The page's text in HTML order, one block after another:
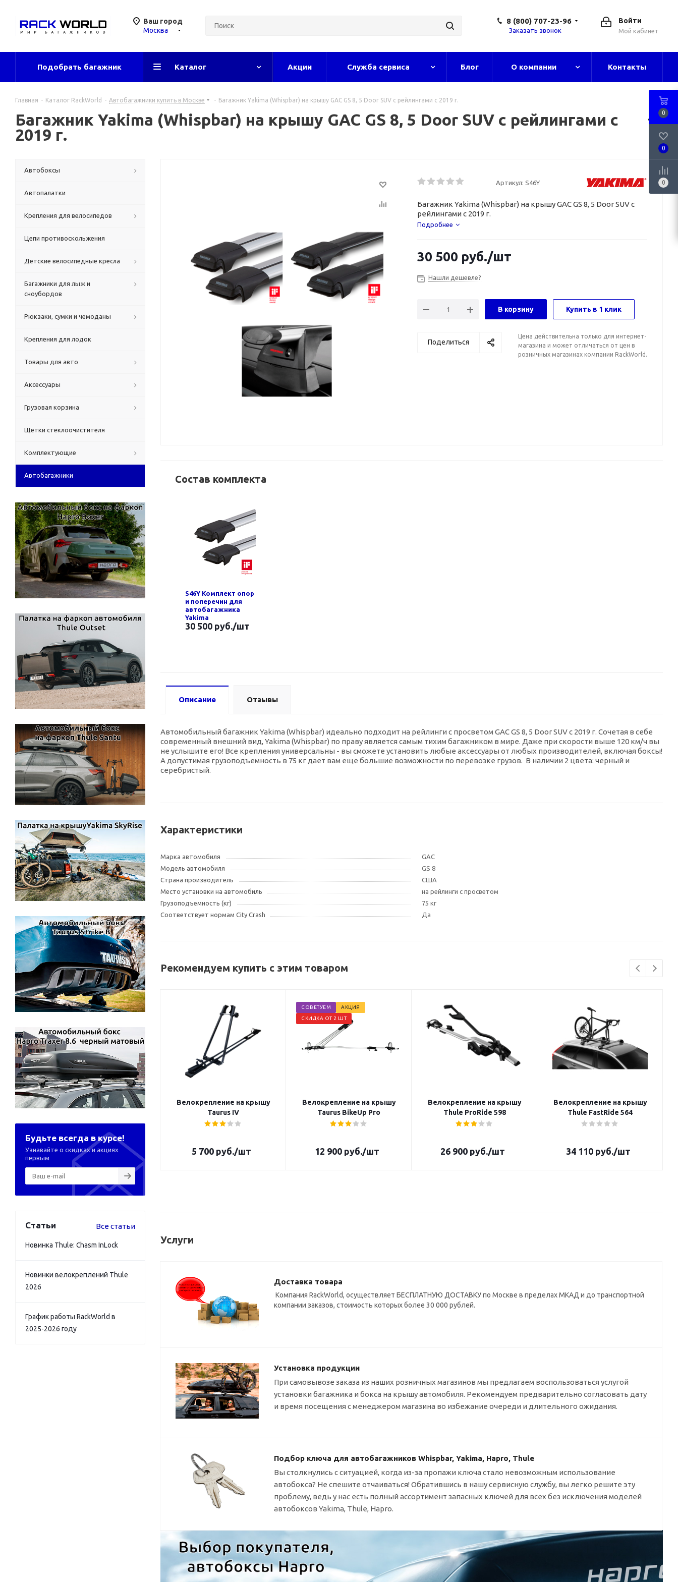
Ваш город
Москва
Войти
Мой кабинет
8 (800) 707-23-96
Заказать звонок
Подобрать багажник Каталог Акции Служба сервиса Блог О компании Контакты
Главная - Каталог RackWorld - Автобагажники купить в Москве - Багажник Yakima (Whispbar) на крышу GAC GS 8, 5 Door SUV с рейлингами с 2019 г.
Багажник Yakima (Whispbar) на крышу GAC GS 8, 5 Door SUV с рейлингами с
2019 г.
Артикул: S46Y
Багажник Yakima (Whispbar) на крышу GAC GS 8, 5 Door SUV с
рейлингами с 2019 г.
Подробнее
30 500 руб./шт
Нашли дешевле?
В корзину Купить в 1 клик
Поделиться
Цена действительна только для интернет-
магазина и может отличаться от цен в
розничных магазинах компании RackWorld.
Состав комплекта
S46Y Комплект опор
и поперечин для
автобагажника
Yakima
30 500 руб./шт
Описание Отзывы
Автомобильный багажник Yakima (Whispbar) идеально подходит на рейлинги с просветом GAC GS 8, 5 Door SUV с 2019 г. Сочетая в себе
современный внешний вид, Yakima (Whispbar) по праву является самым тихим багажником в мире. Даже при скорости выше 120 км/ч вы
не услышите его! Все крепления универсальны - вы сможете установить любые аксессуары от любых производителей, включая боксы!
А допустимая грузоподъемность в 75 кг дает вам еще большие возможности по перевозке грузов. В наличии 2 цвета: черный и
серебристый.
Характеристики
Марка автомобиля
GAC
Модель автомобиля
GS 8
Страна производитель
США
Место установки на автомобиль
на рейлинги с просветом
Грузоподъемность (кг)
75 кг
Соответствует нормам City Crash
Да
Рекомендуем купить с этим товаром
Велокрепление на крышу
Taurus IV
5 700 руб./шт
СОВЕТУЕМ
АКЦИЯ
СКИДКА ОТ 2 ШТ
Велокрепление на крышу
Taurus BikeUp Pro
12 900 руб./шт
Велокрепление на крышу
Thule ProRide 598
26 900 руб./шт
Велокрепление на крышу
Thule FastRide 564
34 110 руб./шт
Услуги
Доставка товара
Компания RackWorld, осуществляет БЕСПЛАТНУЮ ДОСТАВКУ по Москве в пределах МКАД и до транспортной
компании заказов, стоимость которых более 30 000 рублей.
Установка продукции
При самовывозе заказа из наших розничных магазинов мы предлагаем воспользоваться услугой
установки багажника и бокса на крышу автомобиля. Рекомендуем предварительно согласовать дату
и время посещения с менеджером магазина во избежание очереди и длительного ожидания.
Подбор ключа для автобагажников Whispbar, Yakima, Hapro, Thule
Вы столкнулись с ситуацией, когда из-за пропажи ключа стало невозможным использование
автобокса? Не спешите отчаиваться! Обратившись в нашу сервисную службу, вы легко решите эту
проблему, ведь у нас есть полный ассортимент запасных ключей для всех без исключения моделей
автобоксов Yakima, Thule, Hapro.
Автобоксы
Автопалатки
Крепления для велосипедов
Цепи противоскольжения
Детские велосипедные кресла
Багажники для лыж и
сноубордов
Рюкзаки, сумки и чемоданы
Крепления для лодок
Товары для авто
Аксессуары
Грузовая корзина
Щетки стеклоочистителя
Комплектующие
Автобагажники
Будьте всегда в курсе!
Узнавайте о скидках и акциях
первым
Статьи Все статьи
Новинка Thule: Chasm InLock
Новинки велокреплений Thule
2026
График работы RackWorld в
2025-2026 году
0
0
0